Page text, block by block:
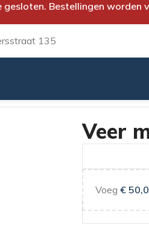
Bestellingen worden
135
Veer
Voeg €